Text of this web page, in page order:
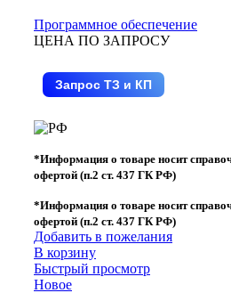
Программное обеспечение
ЦЕНА ПО ЗАПРОСУ
Запрос ТЗ и КП
*Информация о товаре носит
офертой (п.2 ст. 437 ГК РФ)
*Информация о товаре носит
офертой (п.2 ст. 437 ГК РФ)
Добавить в пожелания
В корзину
Быстрый просмотр
Новое